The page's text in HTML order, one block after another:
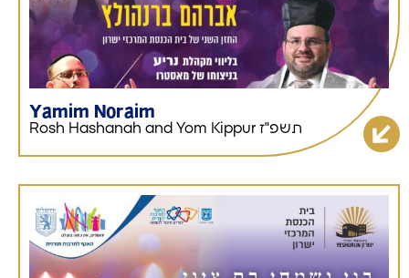
Yamim Noraim
Rosh Hashanah and Yom Kippur תשפ"ז